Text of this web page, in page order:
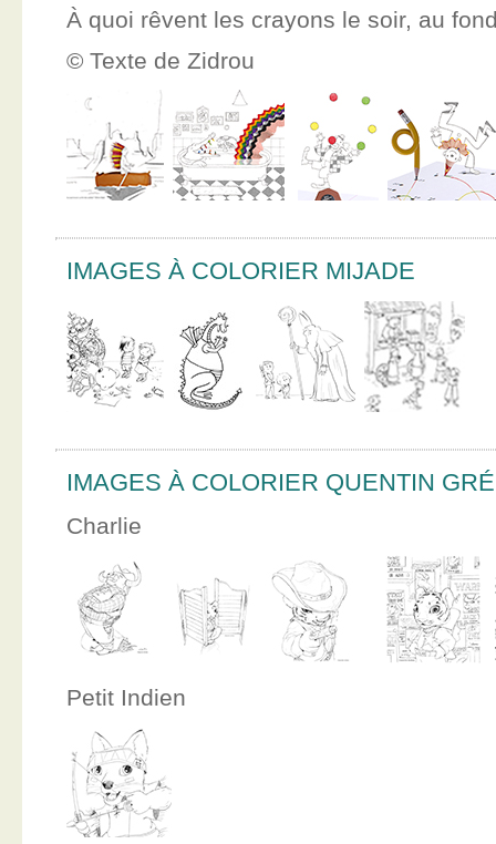
À quoi rêvent les crayons le soir, au
© Texte de Zidrou
IMAGES À COLORIER MIJADE
IMAGES À COLORIER QUENTIN
Charlie
Petit Indien